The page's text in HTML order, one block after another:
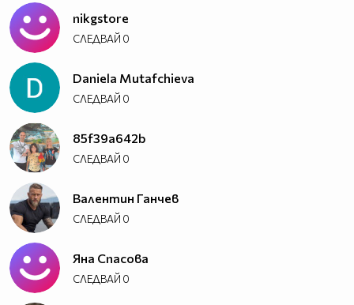
nikgstore
СЛЕДВАЙ 0
Daniela Mutafchieva
СЛЕДВАЙ 0
85f39a642b
СЛЕДВАЙ 0
Валентин Ганчев
СЛЕДВАЙ 0
Яна Спасова
СЛЕДВАЙ 0